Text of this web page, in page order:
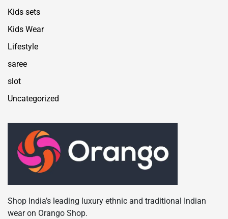
Kids sets
Kids Wear
Lifestyle
saree
slot
Uncategorized
Shop India’s leading luxury ethnic and traditional Indian
wear on Orango Shop.